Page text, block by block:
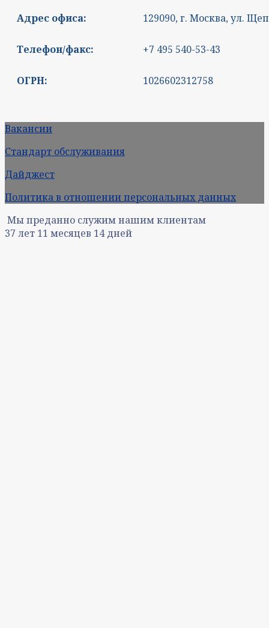
Адрес офиса: 129090, г. Москва, ул.
Телефон/факс: +7 495 540-53-43
ОГРН: 1026602312758
Вакансии
Стандарт обслуживания
Дайджест
Политика в отношении персональных данных
Мы преданно служим нашим клиентам
37 лет 11 месяцев 14дней